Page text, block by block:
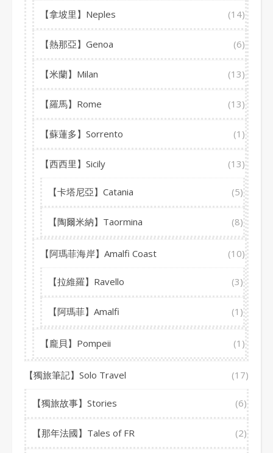
【拿坡里】Neples (14)
【熱那亞】Genoa (6)
【米蘭】Milan (13)
【羅馬】Rome (13)
【蘇蓮多】Sorrento (1)
【西西里】Sicily (13)
【卡塔尼亞】Catania (5)
【陶爾米納】Taormina (8)
【阿瑪菲海岸】Amalfi Coast (10)
【拉維羅】Ravello (3)
【阿瑪菲】Amalfi (1)
【龐貝】Pompeii (1)
【獨旅筆記】Solo Travel (17)
【獨旅故事】Stories (6)
【那年法國】Tales of FR (2)